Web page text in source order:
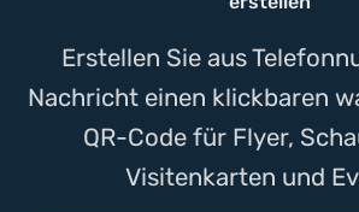
Erstellen Sie aus
Nachricht einen klickbaren
QR-Code für Flyer,
Visitenkarten und